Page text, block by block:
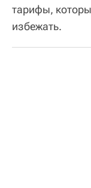
тарифы,
избежать.